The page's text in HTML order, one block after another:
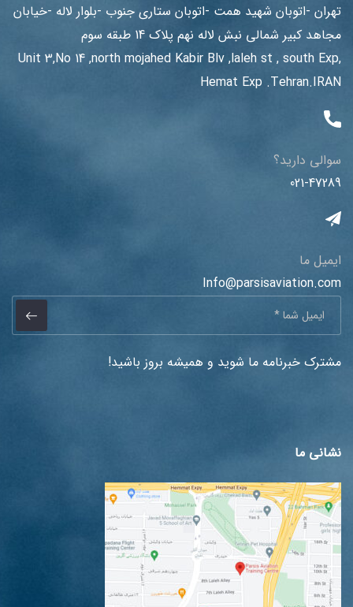
تهران -اتوبان شهید همت -اتوبان ستاری جنوب -بلوار لاله -خیابان
مجاهد کبیر شمالی نبش لاله نهم پلاک 14 طبقه سوم
Unit 3,No 14 ,north mojahed Kabir Blv ,laleh st , south Exp,
Hemat Exp .Tehran.IRAN
سوالی دارید؟
021-47289
ایمیل ما
Info@parsisaviation.com
مشترک خبرنامه ما شوید و همیشه بروز باشید!
نشانی ما